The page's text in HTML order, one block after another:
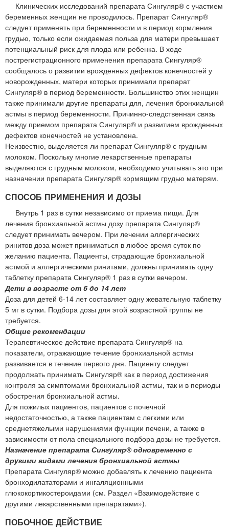
Клинических исследований препарата Сингуляр® с участием
беременных женщин не проводилось. Препарат Сингуляр®
следует применять при беременности и в период кормления
грудью, только если ожидаемая польза для матери превышает
потенциальный риск для плода или ребенка. В ходе
пострегистрационного применения препарата Сингуляр®
сообщалось о развитии врожденных дефектов конечностей у
новорожденных, матери которых принимали препарат
Сингуляр® в период беременности. Большинство этих женщин
также принимали другие препараты для, лечения бронхиальной
астмы в период беременности. Причинно-следственная связь
между приемом препарата Сингуляр® и развитием врожденных
дефектов конечностей не установлена.
Неизвестно, выделяется ли препарат Сингуляр® с грудным
молоком. Поскольку многие лекарственные препараты
выделяются с грудным молоком, необходимо учитывать это при
назначении препарата Сингуляр® кормящим грудью матерям.
СПОСОБ ПРИМЕНЕНИЯ И ДОЗЫ
Внутрь 1 раз в сутки независимо от приема пищи. Для
лечения бронхиальной астмы дозу препарата Сингуляр®
следует принимать вечером. При лечении аллергических
ринитов доза может приниматься в любое время суток по
желанию пациента. Пациенты, страдающие бронхиальной
астмой и аллергическими ринитами, должны принимать одну
таблетку препарата Сингуляр® 1 раз в сутки вечером.
Дети в возрасте от 6 до 14 лет
Доза для детей 6-14 лет составляет одну жевательную таблетку
5 мг в сутки. Подбора дозы для этой возрастной группы не
требуется.
Общие рекомендации
Терапевтическое действие препарата Сингуляр® на
показатели, отражающие течение бронхиальной астмы
развивается в течение первого дня. Пациенту следует
продолжать принимать Сингуляр® как в период достижения
контроля за симптомами бронхиальной астмы, так и в периоды
обострения бронхиальной астмы.
Для пожилых пациентов, пациентов с почечной
недостаточностью, а также пациентам с легкими или
среднетяжелыми нарушениями функции печени, а также в
зависимости от пола специального подбора дозы не требуется.
Назначение препарата Сингуляр® одновременно с
другими видами лечения бронхиальной астмы
Препарата Сингуляр® можно добавлять к лечению пациента
бронходилататорами и ингаляционными
глюкокортикостероидами (см. Раздел «Взаимодействие с
другими лекарственными препаратами»).
ПОБОЧНОЕ ДЕЙСТВИЕ